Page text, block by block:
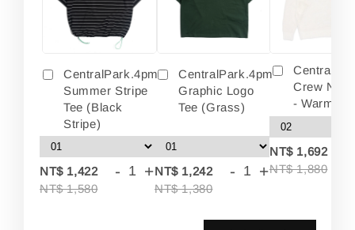
CentralPark.4pm
Summer Stripe
Tee (Black
Stripe)
NT$ 1,422
NT$ 1,580
- +
CentralPark.4pm
Graphic Logo
Tee (Grass)
NT$ 1,242
NT$ 1,380
- +
Crew
- Warm
NT$ 1,692
NT$ 1,880